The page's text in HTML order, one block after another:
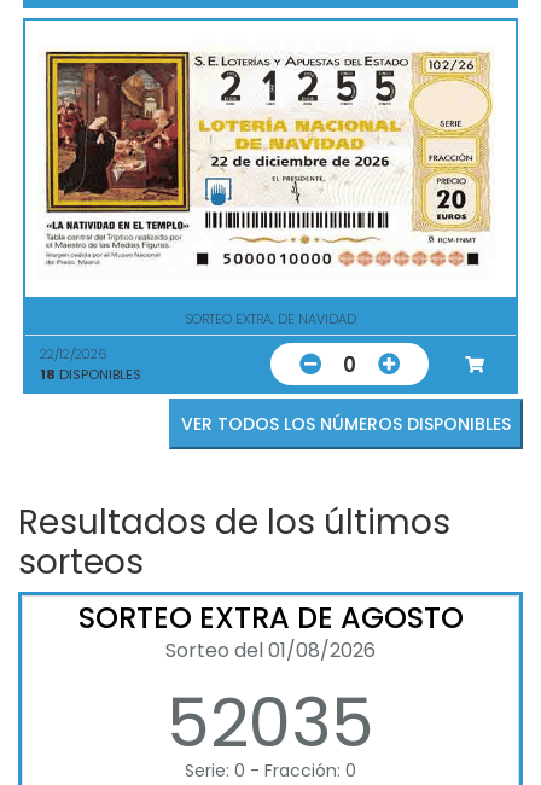
SORTEO EXTRA. DE NAVIDAD
22/12/2026
18 DISPONIBLES 0
VER TODOS LOS NÚMEROS DISPONIBLES
Resultados de los últimos
sorteos
SORTEO EXTRA DE AGOSTO
Sorteo del 01/08/2026
52035
Serie: 0 - Fracción: 0